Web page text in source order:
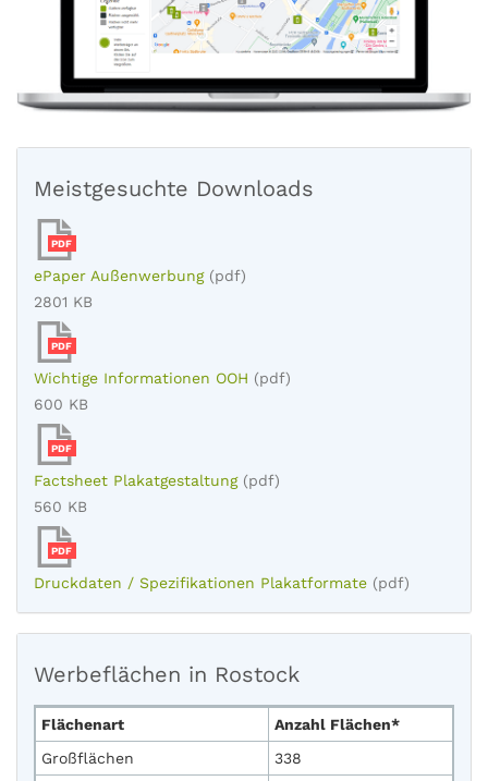
Meistgesuchte Downloads
PDF
ePaper Außenwerbung (pdf)
2801 KB
PDF
Wichtige Informationen OOH (pdf)
600 KB
PDF
Factsheet Plakatgestaltung (pdf)
560 KB
PDF
Druckdaten / Spezifikationen Plakatformate (pdf)
Werbeflächen in Rostock
Flächenart
Anzahl Flächen*
Großflächen
338